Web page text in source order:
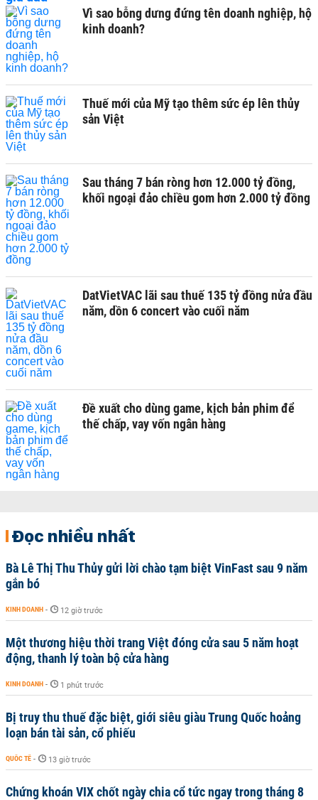
Vì sao bỗng dưng đứng tên doanh nghiệp, hộ
kinh doanh?
Thuế mới của Mỹ tạo thêm sức ép lên thủy
sản Việt
Sau tháng 7 bán ròng hơn 12.000 tỷ đồng,
khối ngoại đảo chiều gom hơn 2.000 tỷ đồng
DatVietVAC lãi sau thuế 135 tỷ đồng nửa đầu
năm, dồn 6 concert vào cuối năm
Đề xuất cho dùng game, kịch bản phim để
thế chấp, vay vốn ngân hàng
Đọc nhiều nhất
Bà Lê Thị Thu Thủy gửi lời chào tạm biệt VinFast sau 9 năm
gắn bó
KINH DOANH - 12 giờ trước
Một thương hiệu thời trang Việt đóng cửa sau 5 năm hoạt
động, thanh lý toàn bộ cửa hàng
KINH DOANH - 1 phút trước
Bị truy thu thuế đặc biệt, giới siêu giàu Trung Quốc hoảng
loạn bán tài sản, cổ phiếu
QUỐC TẾ - 13 giờ trước
Chứng khoán VIX chốt ngày chia cổ tức ngay trong tháng 8